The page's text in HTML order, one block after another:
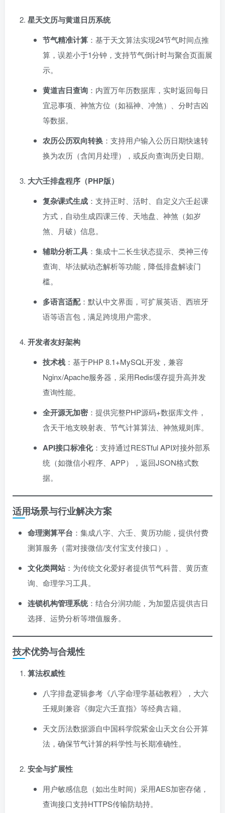
星天文历与黄道日历系统
节气精准计算 ：基于天文算法实现24节气时间点推
算，误差小于1分钟，支持节气倒计时与聚合页面展
示。
黄道吉日查询 ：内置万年历数据库，实时返回每日
宜忌事项、神煞方位（如福神、冲煞）、分时吉凶
等数据。
农历公历双向转换 ：支持用户输入公历日期快速转
换为农历（含闰月处理），或反向查询历史日期。
大六壬排盘程序（PHP版）
复杂课式生成 ：支持正时、活时、自定义六壬起课
方式，自动生成四课三传、天地盘、神煞（如岁
煞、月破）信息。
辅助分析工具 ：集成十二长生状态提示、类神三传
查询、毕法赋动态解析等功能，降低排盘解读门
槛。
多语言适配：默认中文界面，可扩展英语、西班牙
语等语言包，满足跨境用户需求。
开发者友好架构
技术栈 ：基于PHP 8.1+MySQL开发，兼容
Nginx/Apache服务器，采用Redis缓存提升高并发
查询性能。
全开源无加密：提供完整PHP源码+数据库文件，
含天干地支映射表、节气计算算法、神煞规则库。
API接口标准化：支持通过RESTful API对接外部系
统（如微信小程序、APP），返回JSON格式数
据。
适用场景与行业解决方案
命理测算平台 ：集成八字、六壬、黄历功能，提供付费
测算服务（需对接微信/支付宝支付接口）。
文化类网站：为传统文化爱好者提供节气科普、黄历查
询、命理学习工具。
连锁机构管理系统：结合分润功能，为加盟店提供吉日
选择、运势分析等增值服务。
技术优势与合规性
算法权威性
八字排盘逻辑参考《八字命理学基础教程》，大六
壬规则兼容《御定六壬直指》等经典古籍。
天文历法数据源自中国科学院紫金山天文台公开算
法，确保节气计算的科学性与长期准确性。
安全与扩展性
用户敏感信息（如出生时间）采用AES加密存储，
查询接口支持HTTPS传输防劫持。